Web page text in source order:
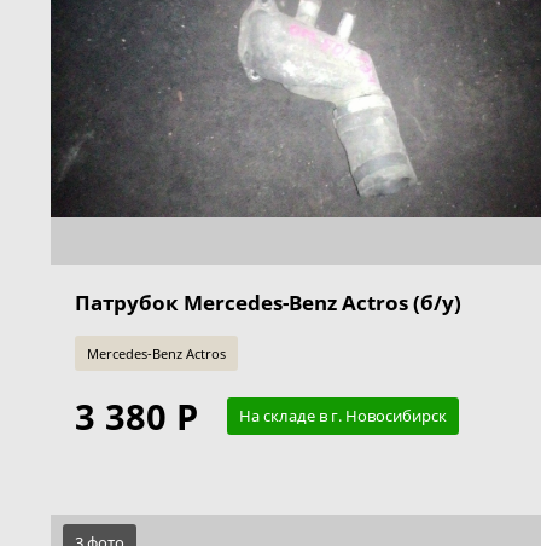
Патрубок Mercedes-Benz Actros (б/у)
Mercedes-Benz Actros
3 380 Р На складе в г. Новосибирск